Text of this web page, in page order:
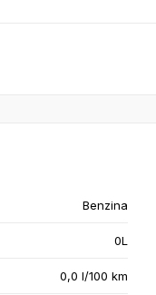
Benzina
0L
0,0 l/100 km